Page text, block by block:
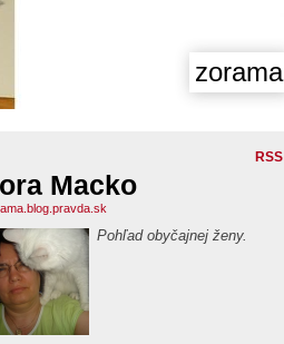
zorama
RSS
Macko
Pohľad obyčajnej ženy.